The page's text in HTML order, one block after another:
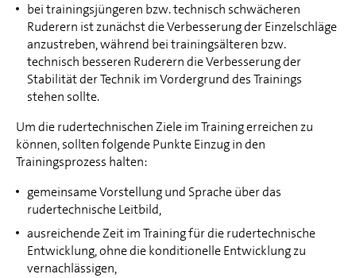
bei trainingsjüngeren bzw. technisch schwächeren
Ruderern ist zunächst die Verbesserung der Einzelschläge
anzustreben, während bei trainingsälteren bzw.
technisch besseren Ruderern die Verbesserung der
Stabilität der Technik im Vordergrund des Trainings
stehen sollte.
Um die rudertechnischen Ziele im Training erreichen zu
können, sollten folgende Punkte Einzug in den
Trainingsprozess halten:
gemeinsame Vorstellung und Sprache über das
rudertechnische Leitbild,
ausreichende Zeit im Training für die rudertechnische
Entwicklung, ohne die konditionelle Entwicklung zu
vernachlässigen,